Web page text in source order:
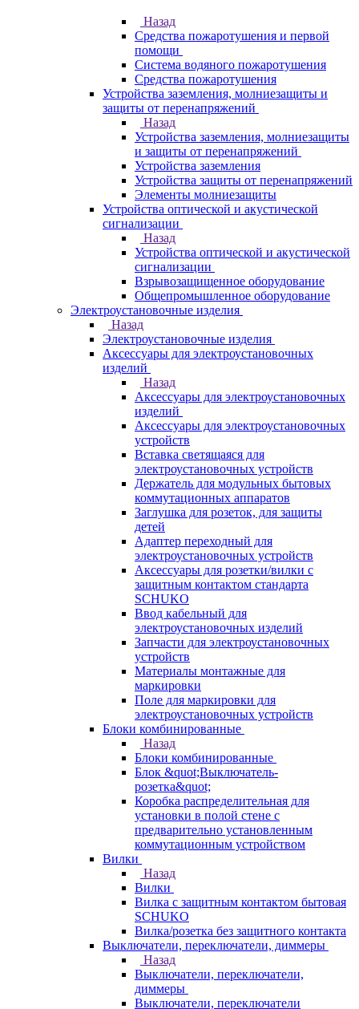
Назад
Средства пожаротушения и первой
помощи
Система водяного пожаротушения
Средства пожаротушения
Устройства заземления, молниезащиты и
защиты от перенапряжений
Назад
Устройства заземления, молниезащиты
и защиты от перенапряжений
Устройства заземления
Устройства защиты от перенапряжений
Элементы молниезащиты
Устройства оптической и акустической
сигнализации
Назад
Устройства оптической и акустической
сигнализации
Взрывозащищенное оборудование
Общепромышленное оборудование
Электроустановочные изделия
Назад
Электроустановочные изделия
Аксессуары для электроустановочных
изделий
Назад
Аксессуары для электроустановочных
изделий
Аксессуары для электроустановочных
устройств
Вставка светящаяся для
электроустановочных устройств
Держатель для модульных бытовых
коммутационных аппаратов
Заглушка для розеток, для защиты
детей
Адаптер переходный для
электроустановочных устройств
Аксессуары для розетки/вилки с
защитным контактом стандарта
SCHUKO
Ввод кабельный для
электроустановочных изделий
Запчасти для электроустановочных
устройств
Материалы монтажные для
маркировки
Поле для маркировки для
электроустановочных устройств
Блоки комбинированные
Назад
Блоки комбинированные
Блок &quot;Выключатель-
розетка&quot;
Коробка распределительная для
установки в полой стене с
предварительно установленным
коммутационным устройством
Вилки
Назад
Вилки
Вилка с защитным контактом бытовая
SCHUKO
Вилка/розетка без защитного контакта
Выключатели, переключатели, диммеры
Назад
Выключатели, переключатели,
диммеры
Выключатели, переключатели